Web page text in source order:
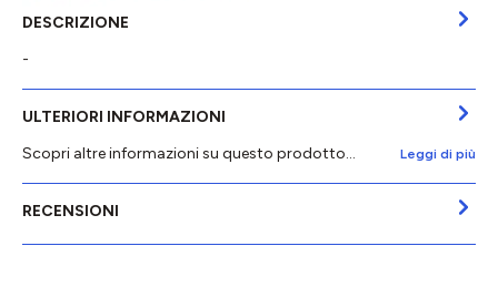
DESCRIZIONE
-
ULTERIORI INFORMAZIONI
Scopri altre informazioni su questo prodotto...
Leggi di più
RECENSIONI